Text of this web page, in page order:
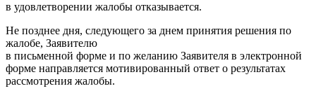
в удовлетворении жалобы отказывается.
Не позднее дня, следующего за днем принятия решения по
жалобе, Заявителю
в письменной форме и по желанию Заявителя в электронной
форме направляется мотивированный ответ о результатах
рассмотрения жалобы.